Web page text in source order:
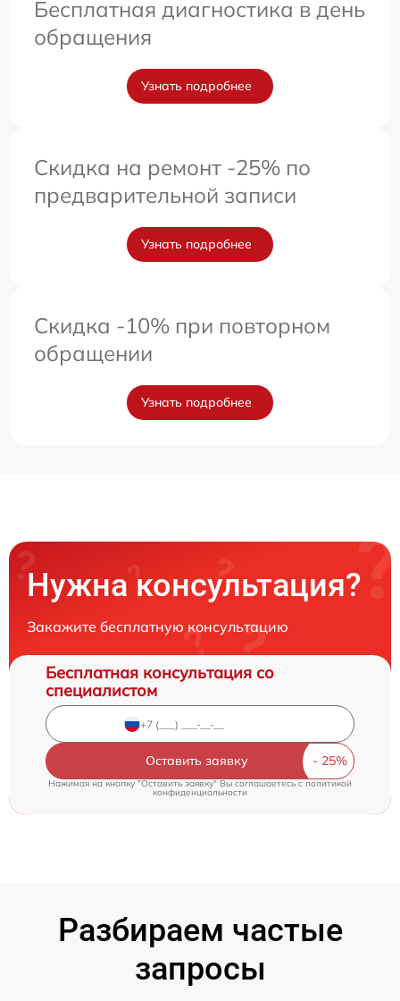
Бесплатная диагностика в день
обращения
Узнать подробнее
Скидка на ремонт -25% по
предварительной записи
Узнать подробнее
Скидка -10% при повторном
обращении
Узнать подробнее
Нужна консультация?
Закажите бесплатную консультацию
Бесплатная консультация со
специалистом
Оставить заявку
Нажимая на кнопку "Оставить заявку" Вы соглашаетесь c политикой
конфиденциальности
Разбираем частые
запросы